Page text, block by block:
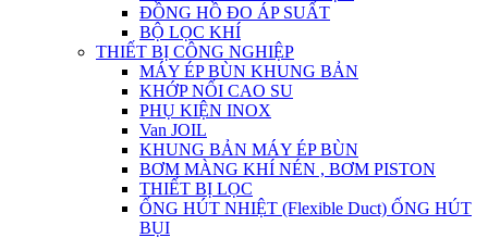
ĐỒNG HỒ ĐO ÁP SUẤT
BỘ LỌC KHÍ
THIẾT BỊ CÔNG NGHIỆP
MÁY ÉP BÙN KHUNG BẢN
KHỚP NỐI CAO SU
PHỤ KIỆN INOX
Van JOIL
KHUNG BẢN MÁY ÉP BÙN
BƠM MÀNG KHÍ NÉN , BƠM PISTON
THIẾT BỊ LỌC
ỐNG HÚT NHIỆT (Flexible Duct) ỐNG HÚT
BỤI